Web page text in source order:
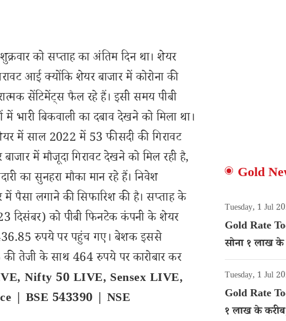
शुक्रवार को सप्ताह का अंतिम दिन था। शेयर
आई क्योंकि शेयर बाजार में कोरोना की
सेंटिमेंट्स फैल रहे हैं। इसी समय पीबी
भारी बिकवाली का दबाव देखने को मिला था।
में साल 2022 में 53 फीसदी की गिरावट
में मौजूदा गिरावट देखने को मिल रही है,
का सुनहरा मौका मान रहे हैं। निवेश
में पैसा लगाने की सिफारिश की है। सप्ताह के
दिसंबर) को पीबी फिनटेक कंपनी के शेयर
रुपये पर पहुंच गए। बेशक इससे
तेजी के साथ 464 रुपये पर कारोबार कर
Nifty 50 LIVE, Sensex LIVE,
| BSE 543390 | NSE
Gold
Tuesday, 1 Jul
Gold Rate
सोना १ लाख
गोल्ड का रेट
Tuesday, 1 Jul
Gold Rate
१ लाख के